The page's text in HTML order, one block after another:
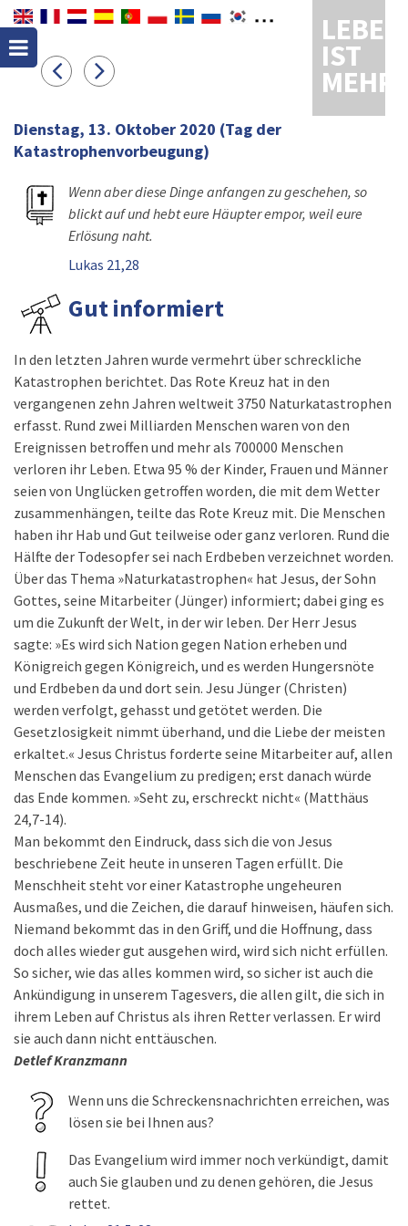
LEBEN
IST
MEHR
Dienstag, 13. Oktober 2020 (Tag der
Katastrophenvorbeugung)
Wenn aber diese Dinge anfangen zu geschehen, so
blickt auf und hebt eure Häupter empor, weil eure
Erlösung naht.
Lukas 21,28
Gut informiert
In den letzten Jahren wurde vermehrt über schreckliche
Katastrophen berichtet. Das Rote Kreuz hat in den
vergangenen zehn Jahren weltweit 3750 Naturkatastrophen
erfasst. Rund zwei Milliarden Menschen waren von den
Ereignissen betroffen und mehr als 700000 Menschen
verloren ihr Leben. Etwa 95 % der Kinder, Frauen und Männer
seien von Unglücken getroffen worden, die mit dem Wetter
zusammenhängen, teilte das Rote Kreuz mit. Die Menschen
haben ihr Hab und Gut teilweise oder ganz verloren. Rund die
Hälfte der Todesopfer sei nach Erdbeben verzeichnet worden.
Über das Thema »Naturkatastrophen« hat Jesus, der Sohn
Gottes, seine Mitarbeiter (Jünger) informiert; dabei ging es
um die Zukunft der Welt, in der wir leben. Der Herr Jesus
sagte: »Es wird sich Nation gegen Nation erheben und
Königreich gegen Königreich, und es werden Hungersnöte
und Erdbeben da und dort sein. Jesu Jünger (Christen)
werden verfolgt, gehasst und getötet werden. Die
Gesetzlosigkeit nimmt überhand, und die Liebe der meisten
erkaltet.« Jesus Christus forderte seine Mitarbeiter auf, allen
Menschen das Evangelium zu predigen; erst danach würde
das Ende kommen. »Seht zu, erschreckt nicht« (Matthäus
24,7-14).
Man bekommt den Eindruck, dass sich die von Jesus
beschriebene Zeit heute in unseren Tagen erfüllt. Die
Menschheit steht vor einer Katastrophe ungeheuren
Ausmaßes, und die Zeichen, die darauf hinweisen, häufen sich.
Niemand bekommt das in den Griff, und die Hoffnung, dass
doch alles wieder gut ausgehen wird, wird sich nicht erfüllen.
So sicher, wie das alles kommen wird, so sicher ist auch die
Ankündigung in unserem Tagesvers, die allen gilt, die sich in
ihrem Leben auf Christus als ihren Retter verlassen. Er wird
sie auch dann nicht enttäuschen.
Detlef Kranzmann
Wenn uns die Schreckensnachrichten erreichen, was
lösen sie bei Ihnen aus?
Das Evangelium wird immer noch verkündigt, damit
auch Sie glauben und zu denen gehören, die Jesus
rettet.